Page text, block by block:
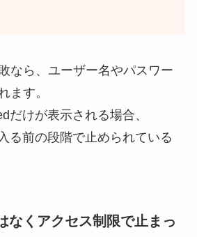
なら、ユーザー名やパスワー
ます。
だけが表示される場合、
る前の段階で止められている
なくアクセス制限で止まっ